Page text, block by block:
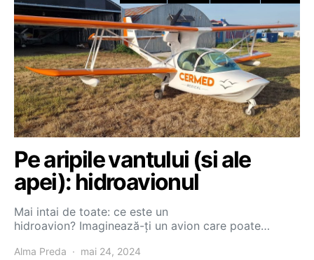
Pe aripile vantului (si ale
apei): hidroavionul
Mai intai de toate: ce este un
hidroavion? Imaginează-ți un avion care poate…
Alma Preda mai 24, 2024